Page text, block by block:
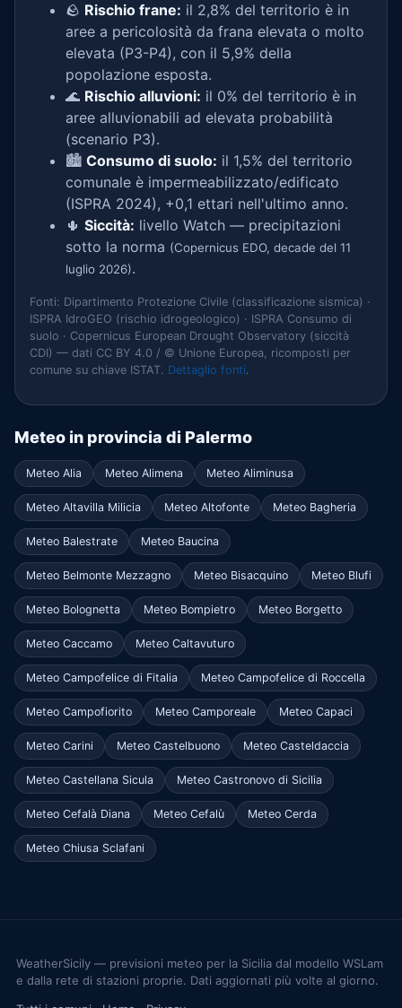
🪨 Rischio frane: il 2,8% del territorio è in
aree a pericolosità da frana elevata o molto
elevata (P3-P4), con il 5,9% della
popolazione esposta.
🌊 Rischio alluvioni: il 0% del territorio è in
aree alluvionabili ad elevata probabilità
(scenario P3).
🏙️ Consumo di suolo: il 1,5% del territorio
comunale è impermeabilizzato/edificato
(ISPRA 2024), +0,1 ettari nell'ultimo anno.
🌵 Siccità: livello Watch — precipitazioni
sotto la norma (Copernicus EDO, decade del 11
luglio 2026).
Fonti: Dipartimento Protezione Civile (classificazione sismica) ·
ISPRA IdroGEO (rischio idrogeologico) · ISPRA Consumo di
suolo · Copernicus European Drought Observatory (siccità
CDI) — dati CC BY 4.0 / © Unione Europea, ricomposti per
comune su chiave ISTAT. Dettaglio fonti.
Meteo in provincia di Palermo
Meteo Alia Meteo Alimena Meteo Aliminusa
Meteo Altavilla Milicia Meteo Altofonte Meteo Bagheria
Meteo Balestrate Meteo Baucina
Meteo Belmonte Mezzagno Meteo Bisacquino Meteo Blufi
Meteo Bolognetta Meteo Bompietro Meteo Borgetto
Meteo Caccamo Meteo Caltavuturo
Meteo Campofelice di Fitalia Meteo Campofelice di Roccella
Meteo Campofiorito Meteo Camporeale Meteo Capaci
Meteo Carini Meteo Castelbuono Meteo Casteldaccia
Meteo Castellana Sicula Meteo Castronovo di Sicilia
Meteo Cefalà Diana Meteo Cefalù Meteo Cerda
Meteo Chiusa Sclafani
WeatherSicily — previsioni meteo per la Sicilia dal modello WSLam
e dalla rete di stazioni proprie. Dati aggiornati più volte al giorno.